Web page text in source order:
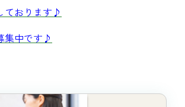
ております♪
集中です♪